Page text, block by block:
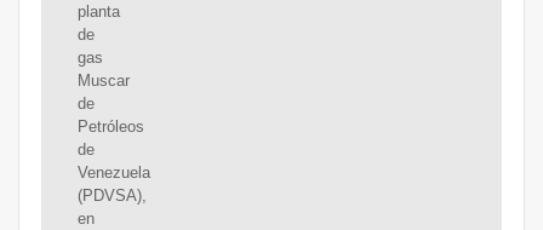
planta
de
gas
Muscar
de
Petróleos
de
Venezuela
(PDVSA),
en